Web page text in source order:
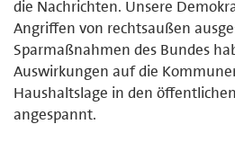
die Nachrichten. Unsere
Angriffen von rechtsaußen
Sparmaßnahmen des Bundes
Auswirkungen auf die
Haushaltslage in den
angespannt.